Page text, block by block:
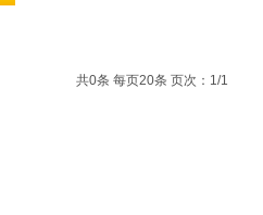
共0条 每页20条 页次：1/1